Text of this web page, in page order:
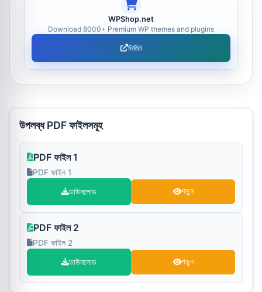
WPShop.net
Download 8000+ Premium WP themes and plugins
ভিজিট
উপলব্ধ PDF ফাইলসমূহ
PDF ফাইল 1
PDF ফাইল 1
ডাউনলোড পড়ুন
PDF ফাইল 2
PDF ফাইল 2
ডাউনলোড পড়ুন